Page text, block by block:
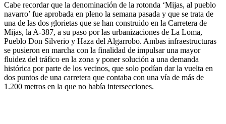
Cabe recordar que la denominación de la rotonda ‘Mijas, al pueblo
navarro’ fue aprobada en pleno la semana pasada y que se trata de
una de las dos glorietas que se han construido en la Carretera de
Mijas, la A-387, a su paso por las urbanizaciones de La Loma,
Pueblo Don Silverio y Haza del Algarrobo. Ambas infraestructuras
se pusieron en marcha con la finalidad de impulsar una mayor
fluidez del tráfico en la zona y poner solución a una demanda
histórica por parte de los vecinos, que solo podían dar la vuelta en
dos puntos de una carretera que contaba con una vía de más de
1.200 metros en la que no había intersecciones.